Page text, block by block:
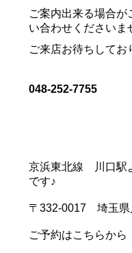
ご案内出来る場合が
い合わせくださいま
ご来店お待ちしてお
048-252-7755
京浜東北線 川口駅
です♪
〒332-0017 埼玉県
ご予約はこちらから